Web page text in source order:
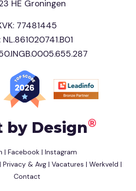
HE Groningen
77481445
NL.861020741.B01
by Design®
| Facebook| Instagram
| Privacy & Avg| Vacatures | Werkveld |
Contact